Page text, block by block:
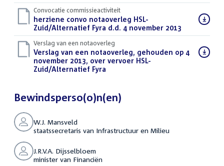
Convocatie commissieactiviteit
Download
bestand:
herziene convo notaoverleg HSL-
Zuid/Alternatief Fyra d.d. 4 november 2013
Verslag van een notaoverleg
Download
bestand:
Verslag van een notaoverleg, gehouden op 4
november 2013, over vervoer HSL-
Zuid/Alternatief Fyra
Bewindsperso(o)n(en)
W.J. Mansveld
staatssecretaris van Infrastructuur en Milieu
J.R.V.A. Dijsselbloem
minister van Financiën